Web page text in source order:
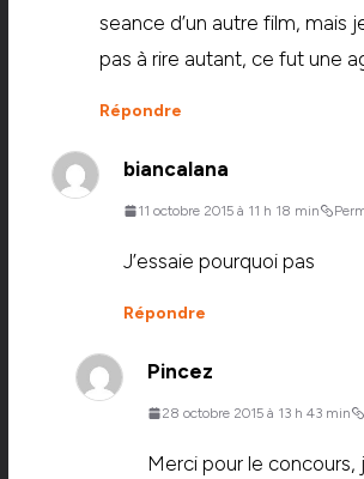
seance d’un autre film, mais
pas à rire autant, ce fut une
Répondre
biancalana
11 octobre 2015 à 11 h 18 min
J’essaie pourquoi pas
Répondre
Pincez
28 octobre 2015 à 13 h 43 min
Merci pour le concours,